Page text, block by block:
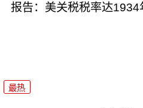
报告：美关税税率达1934
最热